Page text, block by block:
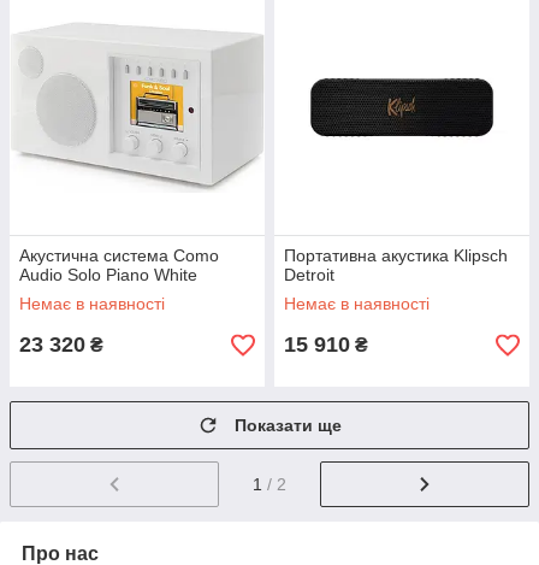
Акустична система Como
Audio Solo Piano White
Немає в наявності
23 320 ₴
Портативна акустика Klipsch
Detroit
Немає в наявності
15 910 ₴
Показати ще
1 / 2
Про нас